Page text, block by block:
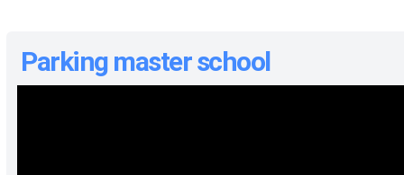
Parking master school